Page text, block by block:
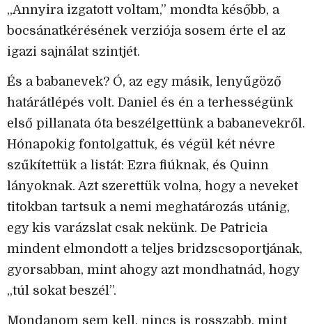
„Annyira izgatott voltam,” mondta később, a
bocsánatkérésének verziója sosem érte el az
igazi sajnálat szintjét.
És a babanevek? Ó, az egy másik, lenyűgöző
határátlépés volt. Daniel és én a terhességünk
első pillanata óta beszélgettünk a babanevekről.
Hónapokig fontolgattuk, és végül két névre
szűkítettük a listát: Ezra fiúknak, és Quinn
lányoknak. Azt szerettük volna, hogy a neveket
titokban tartsuk a nemi meghatározás utánig,
egy kis varázslat csak nekünk. De Patricia
mindent elmondott a teljes bridzscsoportjának,
gyorsabban, mint ahogy azt mondhatnád, hogy
„túl sokat beszél”.
Mondanom sem kell, nincs is rosszabb, mint